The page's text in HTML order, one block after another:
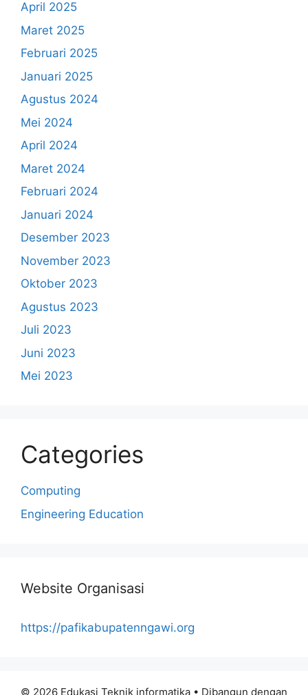
April 2025
Maret 2025
Februari 2025
Januari 2025
Agustus 2024
Mei 2024
April 2024
Maret 2024
Februari 2024
Januari 2024
Desember 2023
November 2023
Oktober 2023
Agustus 2023
Juli 2023
Juni 2023
Mei 2023
Categories
Computing
Engineering Education
Website Organisasi
https://pafikabupatenngawi.org
© 2026 Edukasi Teknik informatika • Dibangun dengan